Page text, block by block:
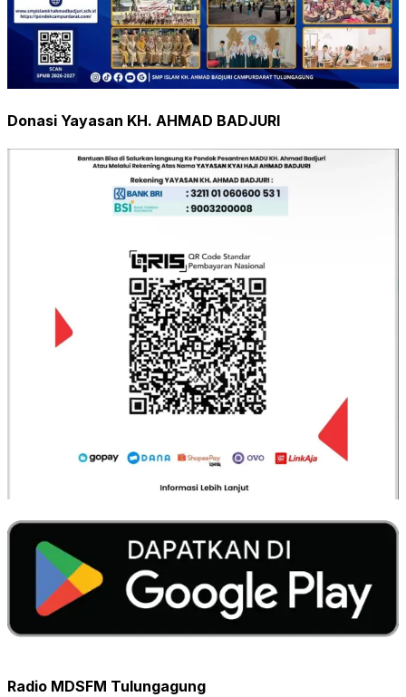
Donasi Yayasan KH. AHMAD BADJURI
Radio MDSFM Tulungagung